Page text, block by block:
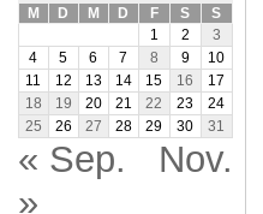
M
D M D F S
S
1
2
3
4
5 6 7 8 9
10
11
12 13 14 15 16
17
18
19 20 21 22 23
24
25
26 27 28 29 30 31
« Sep.
Nov.
»